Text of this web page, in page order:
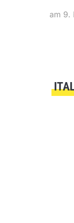
am 9.